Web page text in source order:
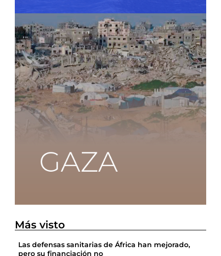
Más visto
Las defensas sanitarias de África han mejorado,
pero su financiación no